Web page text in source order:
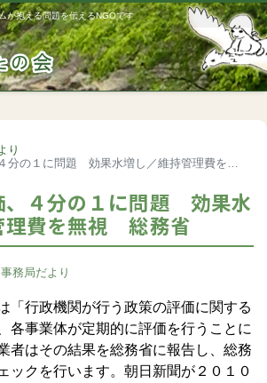
が抱える問題を伝えるNGOです
り
の１に問題 効果水増し／維持管理費を無視 総務省
、４分の１に問題 効果水
理費を無視 総務省
事務局だより
「行政機関が行う政策の評価に関する
各事業体が定期的に評価を行うことに
者はその結果を総務省に報告し、総務
ックを行います。朝日新聞が２０１０